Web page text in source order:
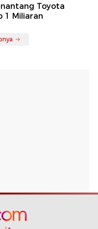
Toyota
1 Miliaran